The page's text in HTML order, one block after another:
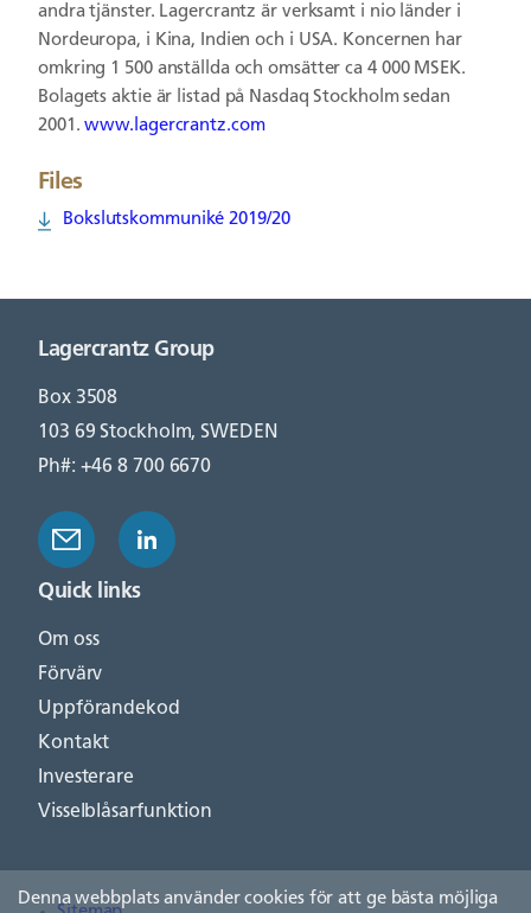
andra tjänster. Lagercrantz är verksamt i nio länder i
Nordeuropa, i Kina, Indien och i USA. Koncernen har
omkring 1 500 anställda och omsätter ca 4 000 MSEK.
Bolagets aktie är listad på Nasdaq Stockholm sedan
2001. www.lagercrantz.com
Files
Bokslutskommuniké 2019/20
Lagercrantz Group
Box 3508
103 69 Stockholm, SWEDEN
Ph#: +46 8 700 6670
Quick links
Om oss
Förvärv
Uppförandekod
Kontakt
Investerare
Visselblåsarfunktion
Denna webbplats använder cookies för att ge bästa möjliga